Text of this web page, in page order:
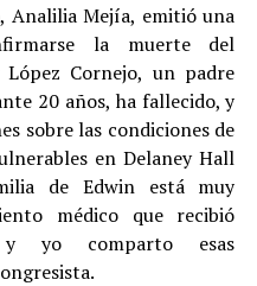
Analilia Mejía, emitió una
la muerte del
López Cornejo, un padre
20 años, ha fallecido, y
sobre las condiciones de
en Delaney Hall
de Edwin está muy
médico que recibió
yo comparto esas